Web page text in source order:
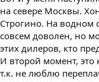
на севере Москвы.
Строгино. На водном
совсем доволен, но
этих дилеров, кто
И второй момент, это
т.к. не люблю